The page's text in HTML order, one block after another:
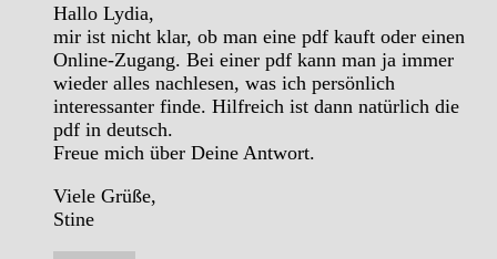
Hallo Lydia,
mir ist nicht klar, ob man eine pdf kauft oder einen
Online-Zugang. Bei einer pdf kann man ja immer
wieder alles nachlesen, was ich persönlich
interessanter finde. Hilfreich ist dann natürlich die
pdf in deutsch.
Freue mich über Deine Antwort.
Viele Grüße,
Stine